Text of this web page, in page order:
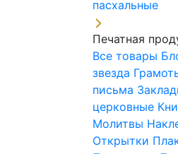
пасхальные
Печатная
Все товары
звезда
письма
церковные
Молитвы
Открытки